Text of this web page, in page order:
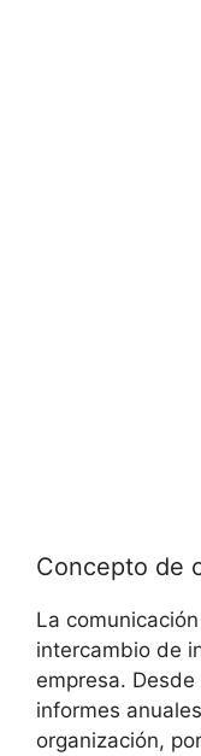
Concepto de
La
intercambio de
empresa.
informes
organización,